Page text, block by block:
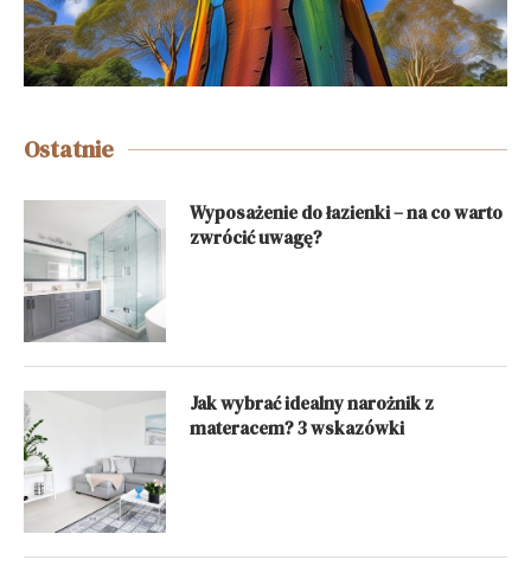
Ostatnie
Wyposażenie do łazienki – na co warto
zwrócić uwagę?
Jak wybrać idealny narożnik z
materacem? 3 wskazówki